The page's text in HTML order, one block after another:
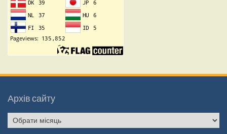
Архів сайту
Архів
сайту